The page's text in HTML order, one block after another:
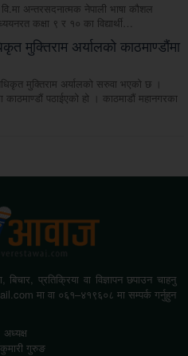
अन्तरसदनात्मक नेपाली भाषा कौशल
कक्षा ९ र १० का विद्यार्थी…
मुक्तिराम अर्यालको काठमाण्डौंमा
मुक्तिराम अर्यालको सरुवा भएको छ ।
काठमाण्डौं पठाईएको हो । काठमाडौं महानगरका
प्रतिक्रिया वा विज्ञापन छपाउन चाहनु
मा वा ०६१–४१९६०८ मा सम्पर्क गर्नुहुन
अध्यक्ष
गुरुङ